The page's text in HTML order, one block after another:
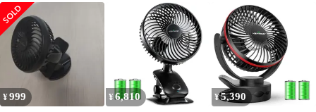
本体
リズム 小型 長時間連続
使用 卓上 クリップ 日
本語取扱説明書付 静音
KN-618 自動首振り
USB扇風機 (ブラック)
5000mAh 自動首振り 静
音 コードレス 360度調
整 卓上／壁掛け KN-
618 ブラック 1
¥999 ¥6,810 ¥5,390